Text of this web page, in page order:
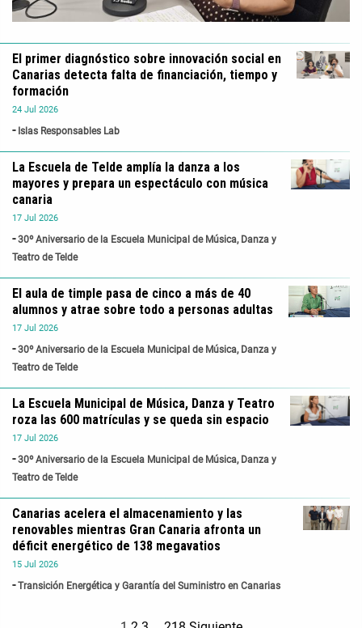
24 Jul 2026
Islas Responsables Lab
El primer diagnóstico sobre innovación social en
Canarias detecta falta de financiación, tiempo y
formación
17 Jul 2026
30º Aniversario de la Escuela Municipal de Música, Danza y
Teatro de Telde
La Escuela de Telde amplía la danza a los
mayores y prepara un espectáculo con música
canaria
17 Jul 2026
30º Aniversario de la Escuela Municipal de Música, Danza y
Teatro de Telde
El aula de timple pasa de cinco a más de 40
alumnos y atrae sobre todo a personas adultas
17 Jul 2026
30º Aniversario de la Escuela Municipal de Música, Danza y
Teatro de Telde
La Escuela Municipal de Música, Danza y Teatro
roza las 600 matrículas y se queda sin espacio
15 Jul 2026
Transición Energética y Garantía del Suministro en Canarias
Canarias acelera el almacenamiento y las
renovables mientras Gran Canaria afronta un
déficit energético de 138 megavatios